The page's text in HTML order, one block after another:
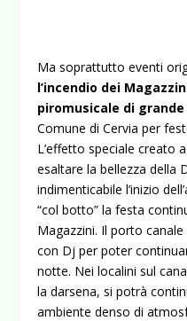
Ma soprattutto eventi
l’incendio dei
piromusicale di
Comune di Cervia per
L’effetto speciale creato
esaltare la bellezza della
indimenticabile l’inizio
“col botto” la festa
Magazzini. Il porto
con Dj per poter
notte. Nei localini sul
la darsena, si potrà
ambiente denso di